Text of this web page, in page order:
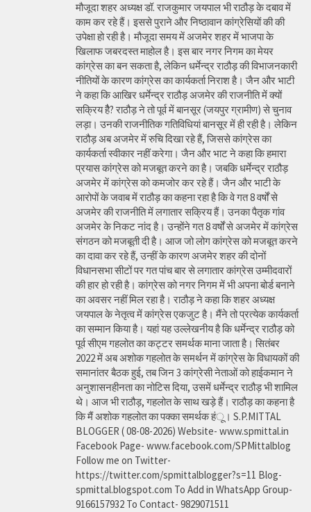
मौजूदा शहर अध्यक्ष डॉ. राजकुमार जयपाल भी राठौड़ के दबाव में
काम कर रहे हैं। इससे पुराने और निष्ठावान कांग्रेसियों की की
उपेक्षा हो रही है। मौजूदा समय में अजमेर शहर में भाजपा के
खिलाफ जबरदस्त माहोल है। इस बार नगर निगम का मेयर
कांग्रेस का बन सकता है, लेकिन धर्मेन्द्र राठौड़ की विभाजनकारी
नीतियों के कारण कांग्रेस का कार्यकर्ता निराश है। जैन और भाटी
ने कहा कि आखिर धर्मेन्द्र राठौड़ अजमेर की राजनीति में क्यों
सक्रिय हैै? राठौड़ ने तो पूर्व में बानसूर (जयपुर ग्रामीण) से चुनाव
लड़ा। उनकी राजनीतिक गतिविधियां बानसूर में ही रही है। लेकिन
राठौड़ अब अजमेर में रुचि दिखा रहे हैं, जिससे कांग्रेस का
कार्यकर्ता स्वीकार नहीं करेगा। जैन और भाट ने कहा कि हमारा
प्रयास कांग्रेस को मजबूत करने का है। जबकि धर्मेन्द्र राठौड़
अजमेर में कांग्रेस को कमजोर कर रहे हैं। जैन और भाटी के
आरोपों के जवाब में राठौड़ का कहना रहा है कि वे गत 8 वर्षों से
अजमेर की राजनीति में लगातार सक्रिय हैं। उनका पैतृक गांव
अजमेर के निकट नांद है। उन्होंने गत 8 वर्षों से अजमेर में कांग्रेस
संगठन को मजबूती दी है। आज जो लोग कांग्रेस को मजबूत करने
का दावा कर रहे हैं, उन्हीं के कारण अजमेर शहर की दोनों
विधानसभा सीटों पर गत पांच बार से लगातार कांग्रेस उम्मीदवारों
की हार हो रही है। कांग्रेस को नगर निगम में भी अपना बोर्ड बनाने
का अवसर नहीं मिल रहा है। राठौड़ ने कहा कि शहर अध्यक्ष
जयपाल के नेतृत्व में कांग्रेस एकजुट है। मैंने तो प्रत्येक कार्यकर्ता
का सम्मान किया है। यहां यह उल्लेखनीय है कि धर्मेन्द्र राठौड़ को
पूर्व सीएम गहलोत का कट्टर समर्थक माना जाता है। सितंबर
2022 में अब अशोक गहलोत के समर्थन में कांग्रेस के विधायकों की
समानांतर बैठक हुई, तब जिन 3 कांग्रेसी नेताओं को हाईकमान ने
अनुशासनहीनता का नोटिस दिया, उसमें धर्मेन्द्र राठौड़ भी शामिल
थे। आज भी राठौड़, गहलोत के साथ खड़े हैं। राठौड़ का कहना है
कि मैं अशोक गहलोत का पक्का समर्थक हंू। S.P.MITTAL
BLOGGER ( 08-08-2026) Website- www.spmittal.in
Facebook Page- www.facebook.com/SPMittalblog
Follow me on Twitter-
https://twitter.com/spmittalblogger?s=11 Blog-
spmittal.blogspot.com To Add in WhatsApp Group-
9166157932 To Contact- 9829071511